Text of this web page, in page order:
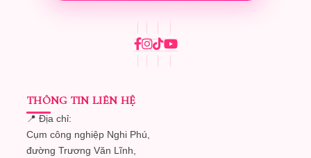
THÔNG TIN LIÊN HỆ
📍 Địa chỉ:
Cụm công nghiệp Nghi Phú,
đường Trương Văn Lĩnh,